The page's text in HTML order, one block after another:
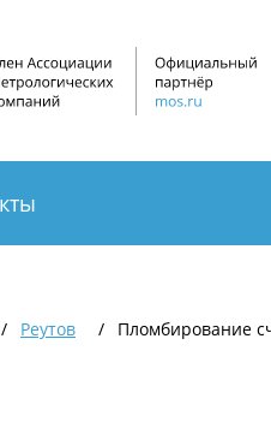
Реутов Пломбирование